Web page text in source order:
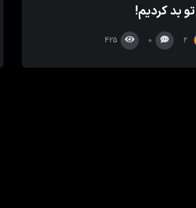
تو بد کردیم!
2
0
425